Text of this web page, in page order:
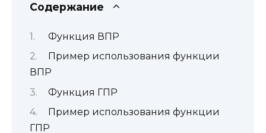
Содержание
Функция ВПР
Пример использования функции
ВПР
Функция ГПР
Пример использования функции
ГПР